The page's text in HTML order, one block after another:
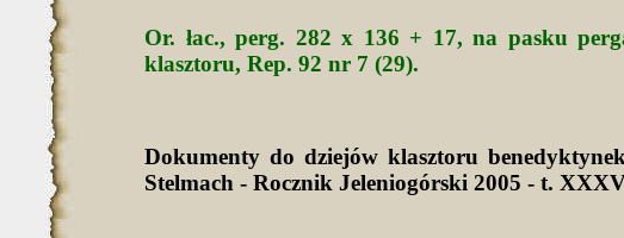
Or. łac., perg. 282 x 136 + 17, na pasku
klasztoru, Rep. 92 nr 7 (29).
Dokumenty do dziejów klasztoru
Stelmach - Rocznik Jeleniogórski 2005 - t.